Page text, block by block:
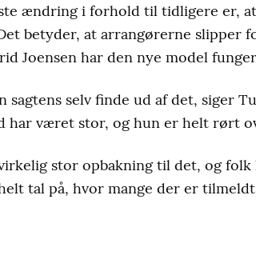
ændring i forhold til tidligere er,
betyder, at arrangørerne slipper
Joensen har den nye model
sagtens selv finde ud af det, siger
har været stor, og hun er helt rørt
stor opbakning til det, og
tal på, hvor mange der er